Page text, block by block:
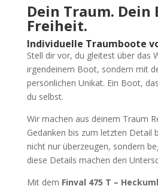
Dein Traum. Dein
Freiheit.
Individuelle Traumboote
Stell dir vor, du gleitest über das
irgendeinem Boot, sondern mit
persönlichen Unikat. Ein Boot,
du selbst.
Wir machen aus deinem Traum
Gedanken bis zum letzten Detail
nicht nur überzeugen, sondern
diese Details machen den
Mit dem Finval 475 T –